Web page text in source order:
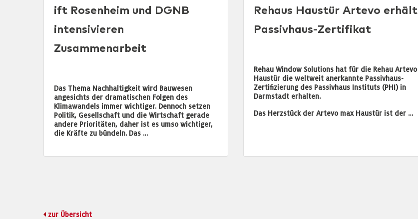
ift Rosenheim und DGNB
intensivieren
Zusammenarbeit
Das Thema Nachhaltigkeit wird Bauwesen
angesichts der dramatischen Folgen des
Klimawandels immer wichtiger. Dennoch setzen
Politik, Gesellschaft und die Wirtschaft gerade
andere Prioritäten, daher ist es umso wichtiger,
die Kräfte zu bündeln. Das …
Rehaus Haustür Artevo erhält
Passivhaus-Zertifikat
Rehau Window Solutions hat für die Rehau Artevo
Haustür die weltweit anerkannte Passivhaus-
Zertifizierung des Passivhaus Instituts (PHI) in
Darmstadt erhalten.
Das Herzstück der Artevo max Haustür ist der …
zur Übersicht